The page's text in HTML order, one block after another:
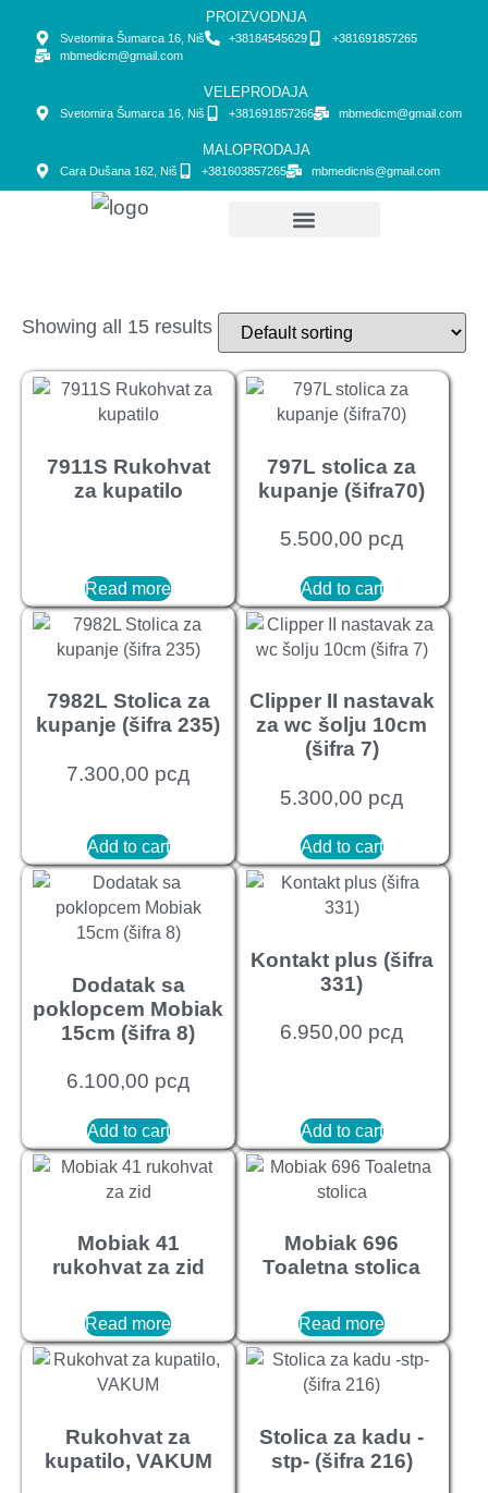
PROIZVODNJA
Svetomira Šumarca 16, Niš +38184545629
+381691857265
mbmedicm@gmail.com
VELEPRODAJA
Svetomira Šumarca 16, Niš +381691857266 mbmedicm@gmail.com
MALOPRODAJA
Cara Dušana 162, Niš +381603857265 mbmedicnis@gmail.com
Showing all 15 results
7911S Rukohvat
za kupatilo
Read more
797L stolica za
kupanje (šifra70)
5.500,00 рсд
Add to cart
7982L Stolica za
kupanje (šifra 235)
7.300,00 рсд
Add to cart
Clipper II nastavak
za wc šolju 10cm
(šifra 7)
5.300,00 рсд
Add to cart
Dodatak sa
poklopcem Mobiak
15cm (šifra 8)
6.100,00 рсд
Add to cart
Kontakt plus (šifra
331)
6.950,00 рсд
Add to cart
Mobiak 41
rukohvat za zid
Read more
Mobiak 696
Toaletna stolica
Read more
Rukohvat za
kupatilo, VAKUM
Stolica za kadu -
stp- (šifra 216)